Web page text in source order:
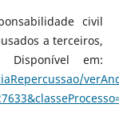
civil
a terceiros,
em: